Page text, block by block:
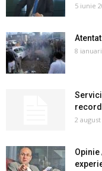
5 iunie
8
record
2 august
Opinie